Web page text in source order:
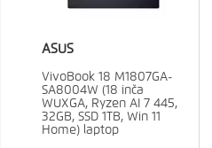
ASUS
VivoBook 18 M1807GA-
SA8004W (18 inča
WUXGA, Ryzen AI 7 445,
32GB, SSD 1TB, Win 11
Home) laptop